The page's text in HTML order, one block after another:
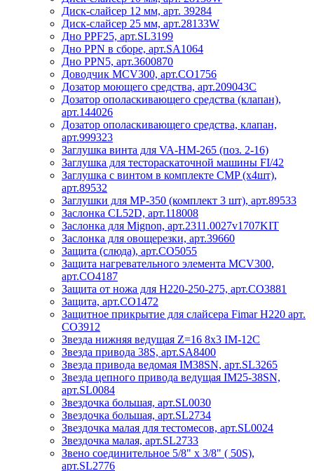
Диск-слайсер 12 мм, арт. 39284
Диск-слайсер 25 мм, арт.28133W
Дно PPF25, арт.SL3199
Дно PPN в сборе, арт.SA1064
Дно PPN5, арт.3600870
Доводчик MCV300, арт.CO1756
Дозатор моющего средства, арт.209043C
Дозатор ополаскивающего средства (клапан),
арт.144026
Дозатор ополаскивающего средства, клапан,
арт.999323
Заглушка винта для VA-HM-265 (поз. 2-16)
Заглушка для тестораскаточной машины FI/42
Заглушка с винтом в комплекте CMP (x4шт),
арт.89532
Заглушки для МР-350 (комплект 3 шт), арт.89533
Заслонка CL52D, арт.118008
Заслонка для Mignon, арт.2311.0027v1707KIT
Заслонка для овощерезки, арт.39660
Защита (слюда), арт.CO5055
Защита нагревательного элемента MCV300,
арт.CO4187
Защита от ножа для Н220-250-275, арт.CO3881
Защита, арт.CO1472
Защитное прикрытие для слайсера Fimar H220 арт.
CO3912
Звезда нижняя ведущая Z=16 8x3 IM-12C
Звезда привода 38S, арт.SA8400
Звезда привода ведомая IM38SN, арт.SL3265
Звезда цепного привода ведущая IM25-38SN,
арт.SL0084
Звездочка большая, арт.SL0030
Звездочка большая, арт.SL2734
Звездочка малая для тестомесов, арт.SL0024
Звездочка малая, арт.SL2733
Звено соединительное 5/8" х 3/8" ( 50S),
арт.SL2776